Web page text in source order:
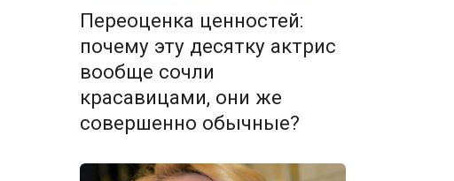
Переоценка ценностей:
почему эту десятку актрис
вообще сочли
красавицами, они же
совершенно обычные?